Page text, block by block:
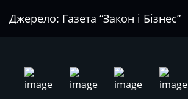
Джерело: Газета “Закон і Бізнес”